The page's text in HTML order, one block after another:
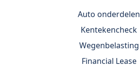
Auto onderdelen
Kentekencheck
Wegenbelasting
Financial Lease